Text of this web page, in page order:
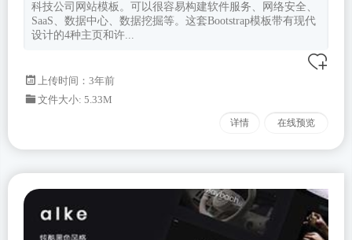
科技公司网站模板。可以很容易构建软件服务、网络安全、
SaaS、数据中心、数据挖掘等。这套Bootstrap模板带有现代
设计的4种主页和许...
上传时间：3年前
文件大小: 5.33M
详情 在线预览